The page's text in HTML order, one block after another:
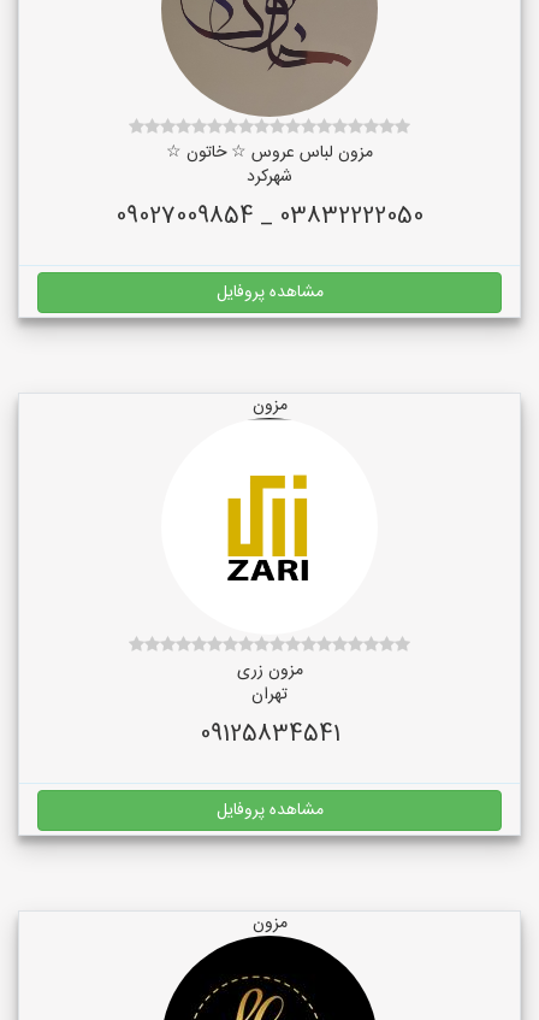
مزون لباس عروس ☆ خاتون ☆
شهرکرد
03832222050 _ 09027009854
مشاهده پروفایل
مزون
مزون زری
تهران
09125834541
مشاهده پروفایل
مزون